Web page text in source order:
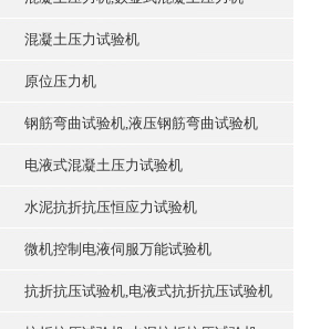
混凝土压力试验机
原位压力机
钢筋弯曲试验机,液压钢筋弯曲试验机
电液式混凝土压力试验机
水泥抗折抗压恒应力试验机
微机控制电液伺服万能试验机
抗折抗压试验机,电液式抗折抗压试验机